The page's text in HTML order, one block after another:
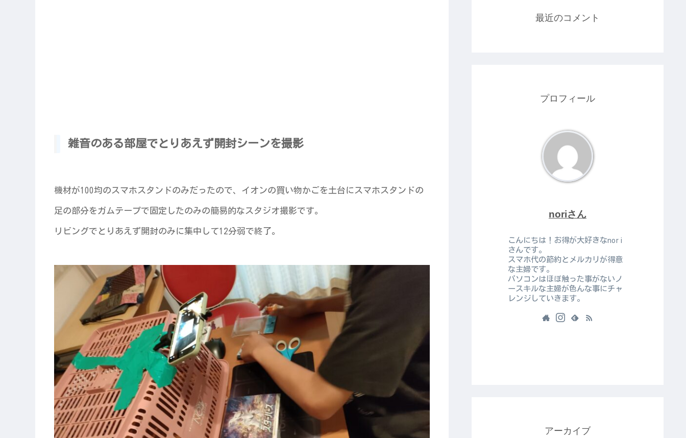
雑音のある部屋でとりあえず開封シーンを撮影
機材が100均のスマホスタンドのみだったので、イオンの買い物かごを土台にスマホスタンドの
足の部分をガムテープで固定したのみの簡易的なスタジオ撮影です。
リビングでとりあえず開封のみに集中して12分弱で終了。
最近のコメント
プロフィール
noriさん
こんにちは！お得が大好きなnori
さんです。
スマホ代の節約とメルカリが得意
な主婦です。
パソコンはほぼ触った事がないノ
ースキルな主婦が色んな事にチャ
レンジしていきます。
アーカイブ